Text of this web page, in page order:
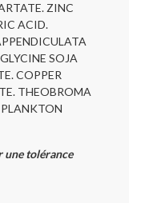
ZINC
ACID.
SOJA
COPPER
THEOBROMA
une tolérance